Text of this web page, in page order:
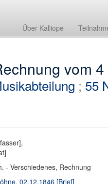
Über Kalliope
vom
; 55
- Verschiedenes, Rechnung
02.12.1846 [Brief]